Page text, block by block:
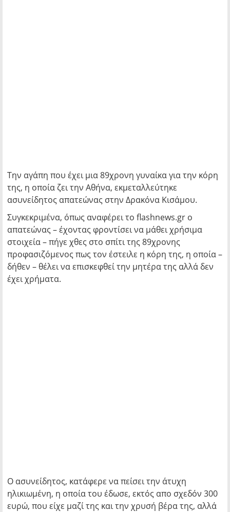
Την αγάπη που έχει μια 89χρονη γυναίκα για την κόρη
της, η οποία ζει την Αθήνα, εκμεταλλεύτηκε
ασυνείδητος απατεώνας στην Δρακόνα Κισάμου.
Συγκεκριμένα, όπως αναφέρει το flashnews.gr ο
απατεώνας – έχοντας φροντίσει να μάθει χρήσιμα
στοιχεία – πήγε χθες στο σπίτι της 89χρονης
προφασιζόμενος πως τον έστειλε η κόρη της, η οποία –
δήθεν – θέλει να επισκεφθεί την μητέρα της αλλά δεν
έχει χρήματα.
Ο ασυνείδητος, κατάφερε να πείσει την άτυχη
ηλικιωμένη, η οποία του έδωσε, εκτός απο σχεδόν 300
ευρώ, που είχε μαζί της και την χρυσή βέρα της, αλλά